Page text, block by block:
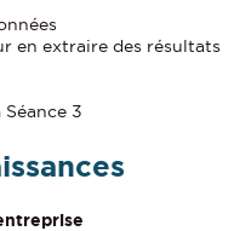
en extraire des résultats
3